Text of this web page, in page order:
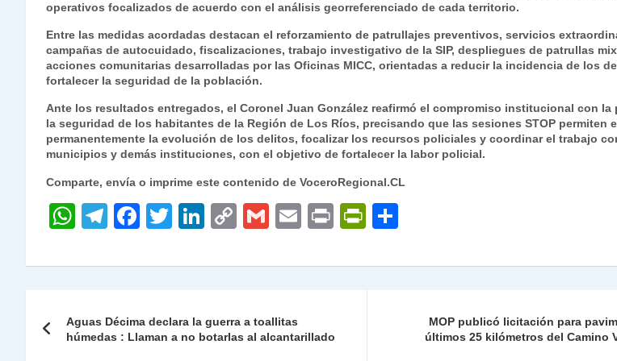
operativos focalizados de acuerdo con el análisis georreferenciado de cada territorio.
Entre las medidas acordadas destacan el reforzamiento de patrullajes preventivos, servicios
campañas de autocuidado, fiscalizaciones, trabajo investigativo de la SIP, despliegues de patrullas
acciones comunitarias desarrolladas por las Oficinas MICC, orientadas a reducir la incidencia de los
fortalecer la seguridad de la población.
Ante los resultados entregados, el Coronel Juan González reafirmó el compromiso institucional con la
la seguridad de los habitantes de la Región de Los Ríos, precisando que las sesiones STOP permiten
permanentemente la evolución de los delitos, focalizar los recursos policiales y coordinar el trabajo
municipios y demás instituciones, con el objetivo de fortalecer la labor policial.
Comparte, envía o imprime este contenido de VoceroRegional.CL
W
at
A
p
T
e
a
m
F
c
b
o
T
itt
Li
k
dI
n
C
p
Li
n
G
ai
E
ai
P
nt
P
nt m
de
Aguas Décima declara la guerra a toallitas
húmedas : Llaman a no botarlas al alcantarillado
MOP publicó licitación para
últimos 25 kilómetros del Camino